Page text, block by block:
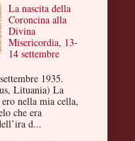
La nascita della
Coroncina alla
Divina
Misericordia, 13-
14 settembre
1935.
Lituania) La
nella mia cella,
che era
d...